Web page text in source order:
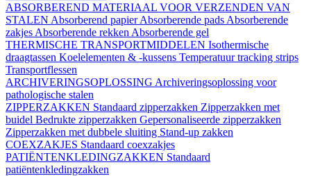
ABSORBEREND MATERIAAL VOOR VERZENDEN VAN
STALEN Absorberend papierAbsorberende pads Absorberende
zakjes Absorberende rekken Absorberende gel
THERMISCHE TRANSPORTMIDDELEN Isothermische
draagtassen Koelelementen & -kussens Temperatuur tracking strips
Transportflessen
ARCHIVERINGSOPLOSSING Archiveringsoplossing voor
pathologische stalen
ZIPPERZAKKEN Standaard zipperzakken Zipperzakken met
buidel Bedrukte zipperzakken Gepersonaliseerde zipperzakken
Zipperzakken met dubbele sluiting Stand-up zakken
COEXZAKJES Standaard coexzakjes
PATIËNTENKLEDINGZAKKEN Standaard
patiëntenkledingzakken